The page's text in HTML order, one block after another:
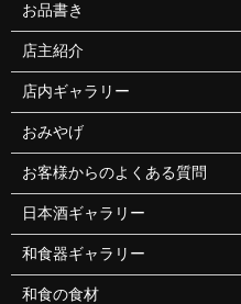
お品書き
店主紹介
店内ギャラリー
おみやげ
お客様からのよくある質問
日本酒ギャラリー
和食器ギャラリー
和食の食材